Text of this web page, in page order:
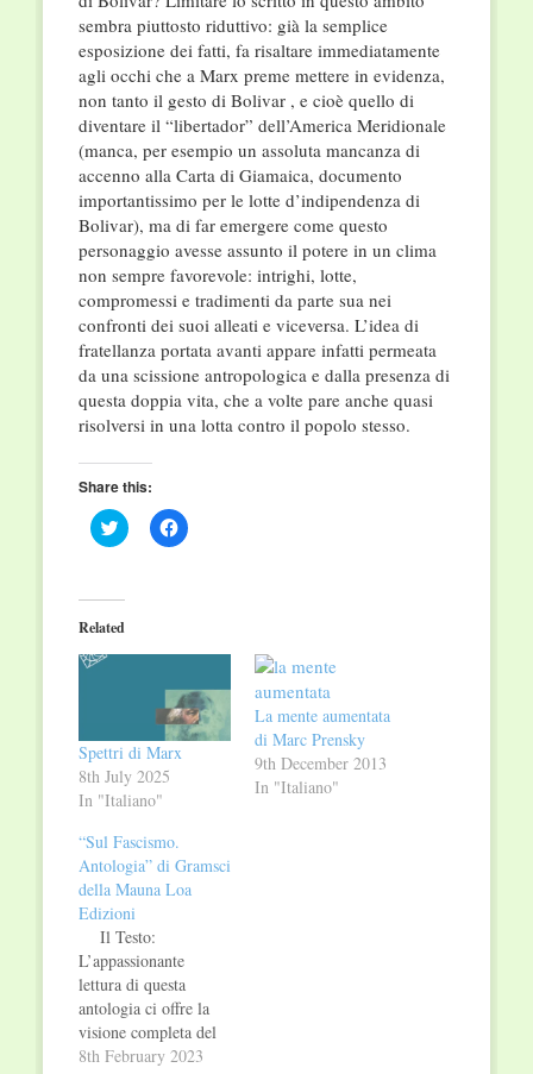
sembra piuttosto riduttivo: già la semplice
esposizione dei fatti, fa risaltare immediatamente
agli occhi che a Marx preme mettere in evidenza,
non tanto il gesto di Bolivar , e cioè quello di
diventare il “libertador” dell’America Meridionale
(manca, per esempio un assoluta mancanza di
accenno alla Carta di Giamaica, documento
importantissimo per le lotte d’indipendenza di
Bolivar), ma di far emergere come questo
personaggio avesse assunto il potere in un clima
non sempre favorevole: intrighi, lotte,
compromessi e tradimenti da parte sua nei
confronti dei suoi alleati e viceversa. L’idea di
fratellanza portata avanti appare infatti permeata
da una scissione antropologica e dalla presenza di
questa doppia vita, che a volte pare anche quasi
risolversi in una lotta contro il popolo stesso.
Share this:
Click
to
(Opens
in
new
Click
to
Related
Spettri di Marx
8th July 2025
In "Italiano"
La mente aumentata
di Marc Prensky
9th December 2013
In "Italiano"
“Sul Fascismo.
Antologia” di Gramsci
della Mauna Loa
Edizioni
Il Testo:
L’appassionante
lettura di questa
antologia ci offre la
visione completa del
pensiero gramsciano
8th February 2023